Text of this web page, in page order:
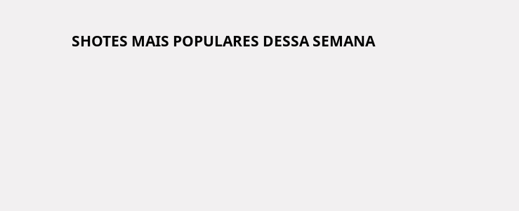
SHOTES MAIS POPULARES DESSA SEMANA
💸